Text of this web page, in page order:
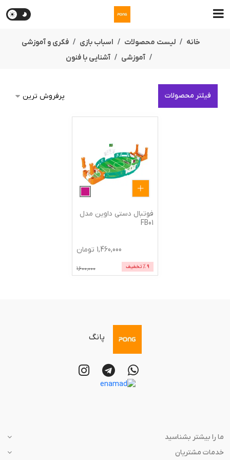
خانه لیست محصولات اسباب بازی
فکری و آموزشی
آموزشی
آشنایی با فنون
فیلتر محصولات
فوتبال دستی داوین مدل
FB01
1,460,000 تومان
9 % تخفیف 1,600,000
پانگ
ما را بیشتر بشناسید
خدمات مشتریان